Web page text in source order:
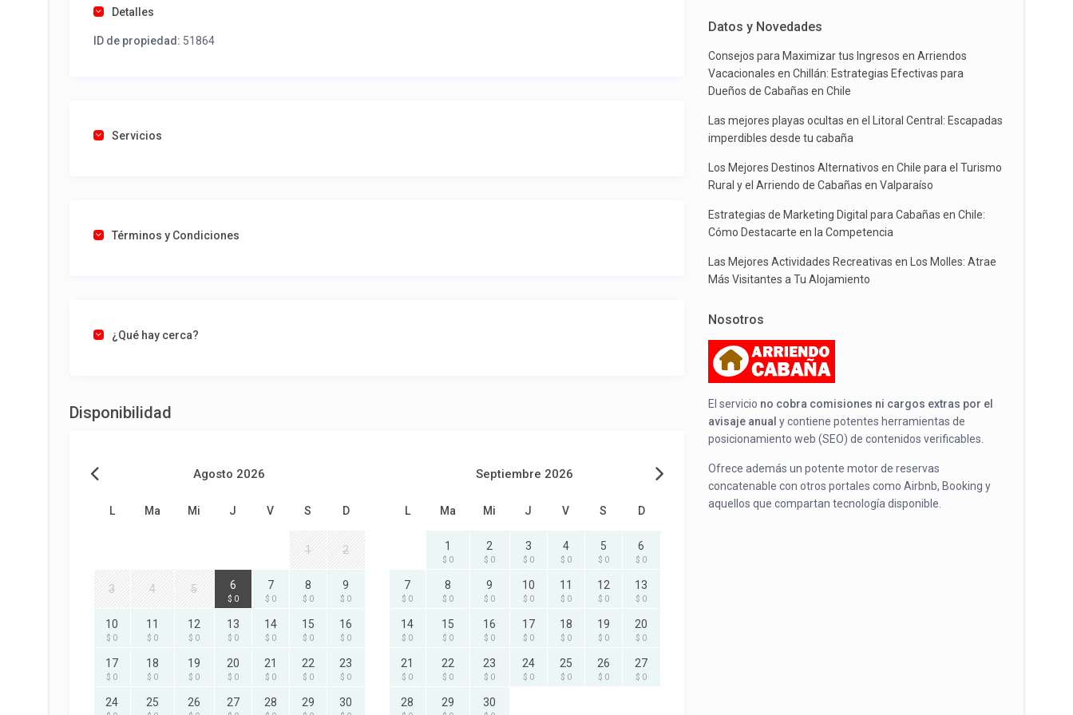
Detalles
ID de propiedad: 51864
Servicios
Términos y Condiciones
¿Qué hay cerca?
Disponibilidad
Agosto 2026
L Ma Mi J V S D
1 2
3 4 5 6
$ 0
7
$ 0
8
$ 0
9
$ 0
10
$ 0
11
$ 0
12
$ 0
13
$ 0
14
$ 0
15
$ 0
16
$ 0
17
$ 0
18
$ 0
19
$ 0
20
$ 0
21
$ 0
22
$ 0
23
$ 0
24 25 26 27 28 29 30
Septiembre 2026
L Ma Mi J V S D
1
$ 0
2
$ 0
3
$ 0
4
$ 0
5
$ 0
6
$ 0
7
$ 0
8
$ 0
9
$ 0
10
$ 0
11
$ 0
12
$ 0
13
$ 0
14
$ 0
15
$ 0
16
$ 0
17
$ 0
18
$ 0
19
$ 0
20
$ 0
21
$ 0
22
$ 0
23
$ 0
24
$ 0
25
$ 0
26
$ 0
27
$ 0
28 29 30
Datos y Novedades
Consejos para Maximizar tus Ingresos en Arriendos
Vacacionales en Chillán: Estrategias Efectivas para
Dueños de Cabañas en Chile
Las mejores playas ocultas en el Litoral Central: Escapadas
imperdibles desde tu cabaña
Los Mejores Destinos Alternativos en Chile para el Turismo
Rural y el Arriendo de Cabañas en Valparaíso
Estrategias de Marketing Digital para Cabañas en Chile:
Cómo Destacarte en la Competencia
Las Mejores Actividades Recreativas en Los Molles: Atrae
Más Visitantes a Tu Alojamiento
Nosotros
El servicio no cobra comisiones ni cargos extras por el
avisaje anual y contiene potentes herramientas de
posicionamiento web (SEO) de contenidos verificables.
Ofrece además un potente motor de reservas
concatenable con otros portales como Airbnb, Booking y
aquellos que compartan tecnología disponible.